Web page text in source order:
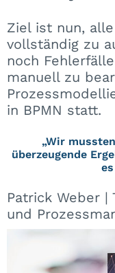
Ziel ist nun,
vollständig zu
noch
manuell zu
in BPMN statt.
„Wir
überzeugende
Patrick Weber |
und